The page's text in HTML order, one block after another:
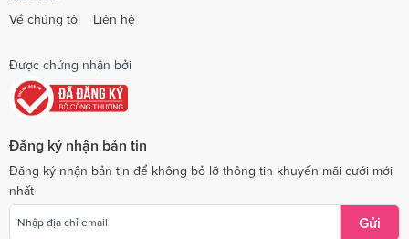
Về chúng tôi
Liên hệ
Được chứng nhận bởi
Đăng ký nhận bản tin
Đăng ký nhận bản tin để không bỏ lỡ thông tin khuyến mãi cưới mới
nhất
Gửi